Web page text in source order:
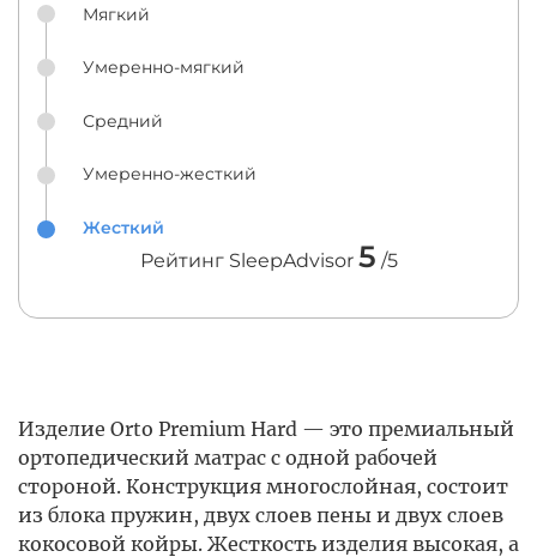
Мягкий
Умеренно-мягкий
Средний
Умеренно-жесткий
Жесткий
Рейтинг SleepAdvisor 5 /5
Изделие Orto Premium Hard — это премиальный
ортопедический матрас с одной рабочей
стороной. Конструкция многослойная, состоит
из блока пружин, двух слоев пены и двух слоев
кокосовой койры. Жесткость изделия высокая, а